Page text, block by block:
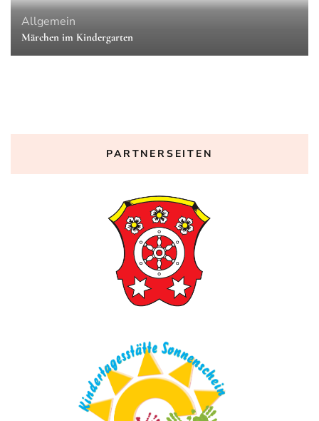
Allgemein
Märchen im Kindergarten
PARTNERSEITEN